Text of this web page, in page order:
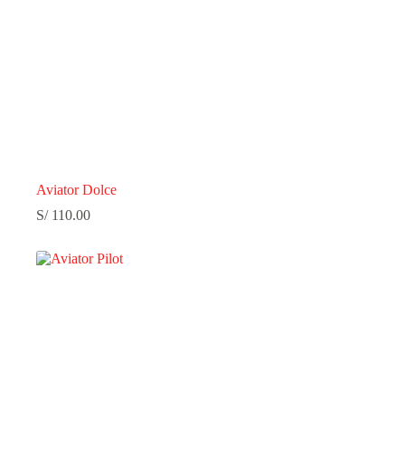
Aviator Dolce
S/110.00